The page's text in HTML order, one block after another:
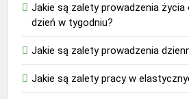
Jakie są zalety prowadzenia życia
dzień w tygodniu?
Jakie są zalety prowadzenia
Jakie są zalety pracy w